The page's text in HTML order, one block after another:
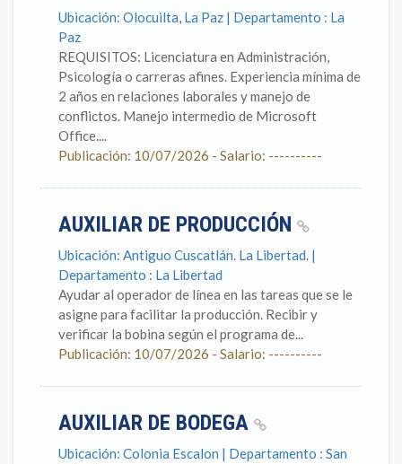
Ubicación: Olocuilta, La Paz | Departamento : La
Paz
REQUISITOS: Licenciatura en Administración,
Psicología o carreras afines. Experiencia mínima de
2 años en relaciones laborales y manejo de
conflictos. Manejo intermedio de Microsoft
Office....
Publicación: 10/07/2026 - Salario: ----------
AUXILIAR DE PRODUCCIÓN
Ubicación: Antiguo Cuscatlán. La Libertad. |
Departamento : La Libertad
Ayudar al operador de línea en las tareas que se le
asigne para facilitar la producción. Recibir y
verificar la bobina según el programa de...
Publicación: 10/07/2026 - Salario: ----------
AUXILIAR DE BODEGA
Ubicación: Colonia Escalon | Departamento : San